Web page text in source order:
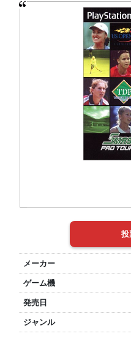
メーカー
ゲーム機
発売日
ジャンル